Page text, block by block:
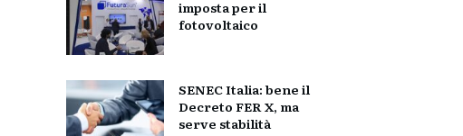
imposta per il
fotovoltaico
SENEC Italia: bene il
Decreto FER X, ma
serve stabilità